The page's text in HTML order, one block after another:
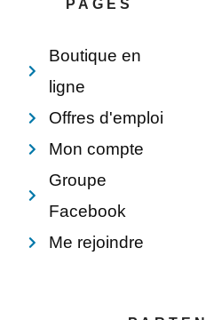
PAGES
Boutique en
ligne
Offres d'emploi
Mon compte
Groupe
Facebook
Me rejoindre